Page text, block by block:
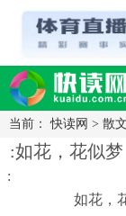
读网-轻松阅读,快乐
当前：快读网 > 散
:如花，花似
:
如花，花